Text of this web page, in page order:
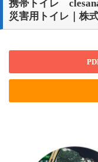
携帯トイレ
災害用トイレ｜株